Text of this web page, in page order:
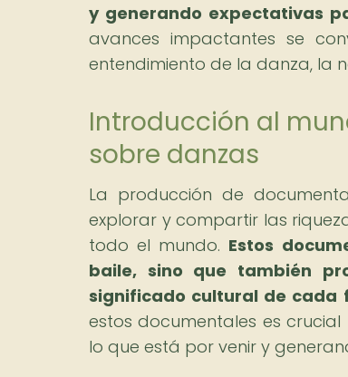
y generando expectativas
avances impactantes se
entendimiento de la danza, la
Introducción al
sobre danzas
La producción de
explorar y compartir las
todo el mundo. Estos
baile, sino que también
significado cultural de cada
estos documentales es
lo que está por venir y